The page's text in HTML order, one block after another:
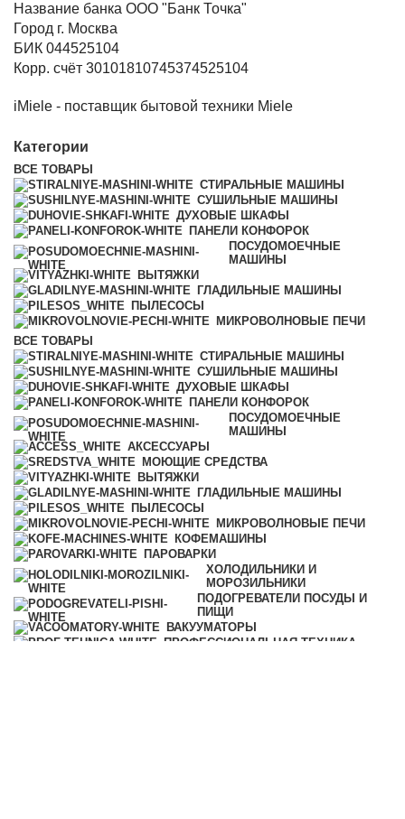
Название банка ООО "Банк Точка"
Город г. Москва
БИК 044525104
Корр. счёт 30101810745374525104
iMiele - поставщик бытовой техники Miele
Категории
ВСЕ ТОВАРЫ
СТИРАЛЬНЫЕ МАШИНЫ
СУШИЛЬНЫЕ МАШИНЫ
ДУХОВЫЕ ШКАФЫ
ПАНЕЛИ КОНФОРОК
ПОСУДОМОЕЧНЫЕ
МАШИНЫ
ВЫТЯЖКИ
ГЛАДИЛЬНЫЕ МАШИНЫ
ПЫЛЕСОСЫ
МИКРОВОЛНОВЫЕ ПЕЧИ
ВСЕ ТОВАРЫ
СТИРАЛЬНЫЕ МАШИНЫ
СУШИЛЬНЫЕ МАШИНЫ
ДУХОВЫЕ ШКАФЫ
ПАНЕЛИ КОНФОРОК
ПОСУДОМОЕЧНЫЕ
МАШИНЫ
АКСЕССУАРЫ
МОЮЩИЕ СРЕДСТВА
ВЫТЯЖКИ
ГЛАДИЛЬНЫЕ МАШИНЫ
ПЫЛЕСОСЫ
МИКРОВОЛНОВЫЕ ПЕЧИ
КОФЕМАШИНЫ
ПАРОВАРКИ
ХОЛОДИЛЬНИКИ И
МОРОЗИЛЬНИКИ
ПОДОГРЕВАТЕЛИ ПОСУДЫ И
ПИЩИ
ВАКУУМАТОРЫ
ПРОФЕССИОНАЛЬНАЯ ТЕХНИКА